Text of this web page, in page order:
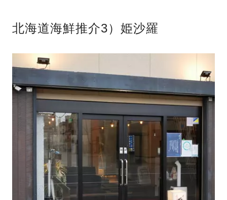
北海道海鮮推介3）姫沙羅